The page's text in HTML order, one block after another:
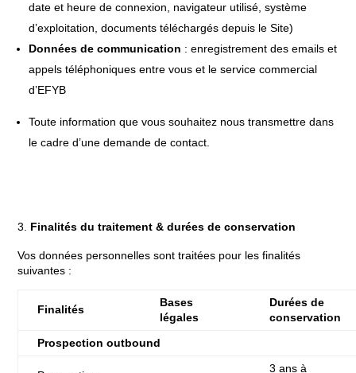
date et heure de connexion, navigateur utilisé, système
d’exploitation, documents téléchargés depuis le Site)
Données de communication : enregistrement des emails et
appels téléphoniques entre vous et le service commercial
d’EFYB
Toute information que vous souhaitez nous transmettre dans
le cadre d’une demande de contact.
Finalités du traitement & durées de conservation
Vos données personnelles sont traitées pour les finalités
suivantes :
Finalités
Bases
légales
Durées de
conservation
Prospection outbound
3 ans à